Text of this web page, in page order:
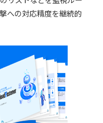
への対応精度を継続的